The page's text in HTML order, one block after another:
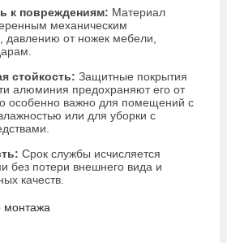
к повреждениям: Материал
механическим
давлению от ножек мебели,
стойкость: Защитные покрытия
алюминия предохраняют его от
особенно важно для помещений с
или для уборки с
Срок службы исчисляется
без потери внешнего вида и
качеств.